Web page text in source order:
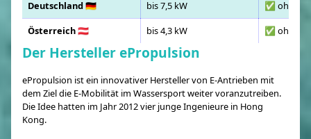
Deutschland 🇩🇪
bis 7,5 kW
✅ ohne
Österreich 🇦🇹
bis 4,3 kW ✅ ohne
Der Hersteller ePropulsion
ePropulsion ist ein innovativer Hersteller von E-Antrieben mit
dem Ziel die E-Mobilität im Wassersport weiter voranzutreiben.
Die Idee hatten im Jahr 2012 vier junge Ingenieure in Hong
Kong.